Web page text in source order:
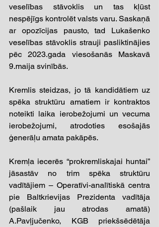
veselības stāvoklis un tas kļūst
nespējīgs kontrolēt valsts varu. Saskaņā
ar opozīcijas pausto, tad Lukašenko
veselības stāvoklis strauji pasliktinājies
pēc 2023.gada viesošanās Maskavā
9.maija svinībās.
Kremlis steidzas, jo tā kandidātiem uz
spēka struktūru amatiem ir kontraktos
noteikti laika ierobežojumi un vecuma
ierobežojumi, atrodoties esošajās
ģenerāļu amata pakāpēs.
Kremļa iecerēs “prokremliskajai huntai”
jāsastāv no trim spēka struktūru
vadītājiem – Operatīvi-analītiskā centra
pie Baltkrievijas Prezidenta vadītāja
(pašlaik jau atrodas amatā)
A.Pavļjučenko, KGB priekšsēdētāja